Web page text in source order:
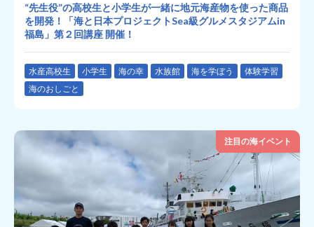
“先生役”の高校生と小学生が一緒に地元海産物を使った商品
を開発！「海と日本プロジェクトSea級グルメスタジアムin
福島」第２回講座 開催！
水産高校生 小学生 海の幸 水族館 海を学ぼう
体験学習
海のおしごと
注目の海イベント